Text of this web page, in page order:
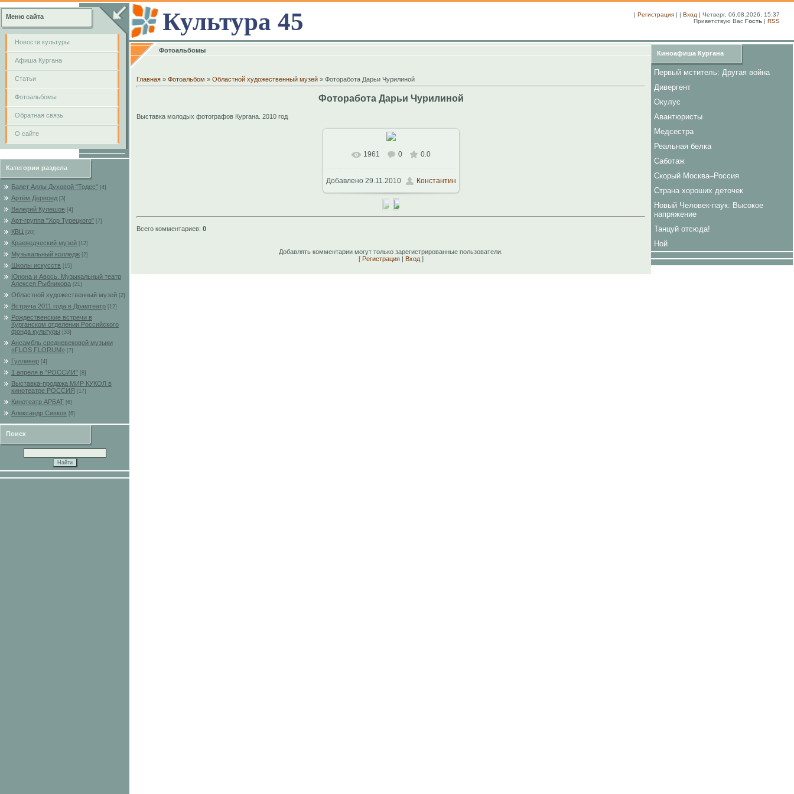
Меню сайта
Новости культуры
Афиша Кургана
Cтатьи
Фотоальбомы
Обратная связь
О сайте
Категории раздела
Балет Аллы Духовой "Тодес" [4]
Артём Дервоед [3]
Валерий Кулешов [4]
Арт-группа "Хор Турецкого" [7]
КВЦ [20]
Краеведческий музей [12]
Музыкальный колледж [2]
Школы искусств [15]
Юнона и Авось. Музыкальный театр
Алексея Рыбникова
[21]
Областной художественный музей [2]
Встреча 2011 года в Драмтеатр [12]
Рождественские встречи в
Курганском отделении Российского
фонда культуры
[33]
Ансамбль средневековой музыки
«FLOS FLORUM» [7]
Гулливер [4]
1 апреля в "РОССИИ" [8]
Выставка-продажа МИР КУКОЛ в
кинотеатре РОССИЯ
[17]
Кинотеатр АРБАТ [6]
Александр Сивков [6]
Поиск
Культура 45 | Регистрация | | Вход | Четверг, 06.08.2026, 15:37
Приветствую Вас Гость | RSS
Фотоальбомы
Главная » Фотоальбом » Областной художественный музей » Фоторабота Дарьи Чурилиной
Фоторабота Дарьи Чурилиной
Выставка молодых фотографов Кургана. 2010 год
В реальном размере 1024x689
98.0Kb
1961 0 0.0
Добавлено29.11.2010 Константин
Всего комментариев: 0
Добавлять комментарии могут только зарегистрированные пользователи.
[ Регистрация| Вход]
Киноафиша Кургана
Первый мститель: Другая война
Дивергент
Окулус
Авантюристы
Медсестра
Реальная белка
Саботаж
Скорый Москва–Россия
Страна хороших деточек
Новый Человек-паук: Высокое
напряжение
Танцуй отсюда!
Ной